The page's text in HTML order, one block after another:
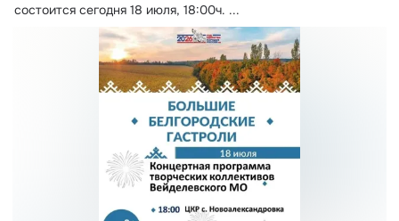
состоится сегодня 18 июля, 18:00ч. ...